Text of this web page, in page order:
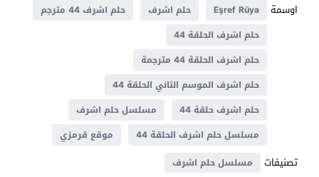
اوسمة Eşref Rüya حلم اشرف
حلم اشرف 44 مترجم
حلم اشرف الحلقة 44
حلم اشرف الحلقة 44 مترجمة
حلم اشرف الموسم الثاني الحلقة 44
حلم اشرف حلقة 44
مسلسل حلم اشرف
مسلسل حلم اشرف الحلقة 44
موقع قرمزي
تصنيفات مسلسل حلم اشرف